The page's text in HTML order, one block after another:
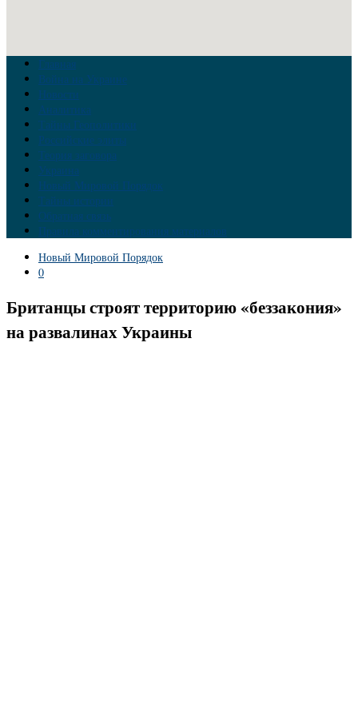
Главная
Война на Украине
Новости
Аналитика
Тайны Геополитики
Российские элиты
Теория заговора
Украина
Новый Мировой Порядок
Тайны истории
Обратная связь
Правила комментирования материалов
Новый Мировой Порядок
0
Британцы строят территорию «беззакония»
на развалинах Украины